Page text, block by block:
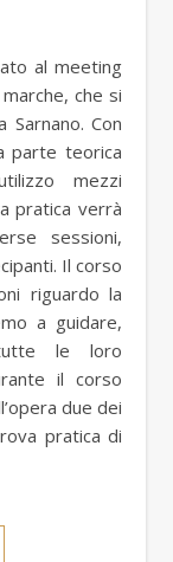
che si
Con
parte teorica
mezzi
pratica verrà
sessioni,
Il corso
riguardo la
a guidare,
le loro
il corso
due dei
pratica di